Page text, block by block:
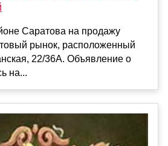
Саратова на продажу
рынок, расположенный
22/36А. Объявление о
на...